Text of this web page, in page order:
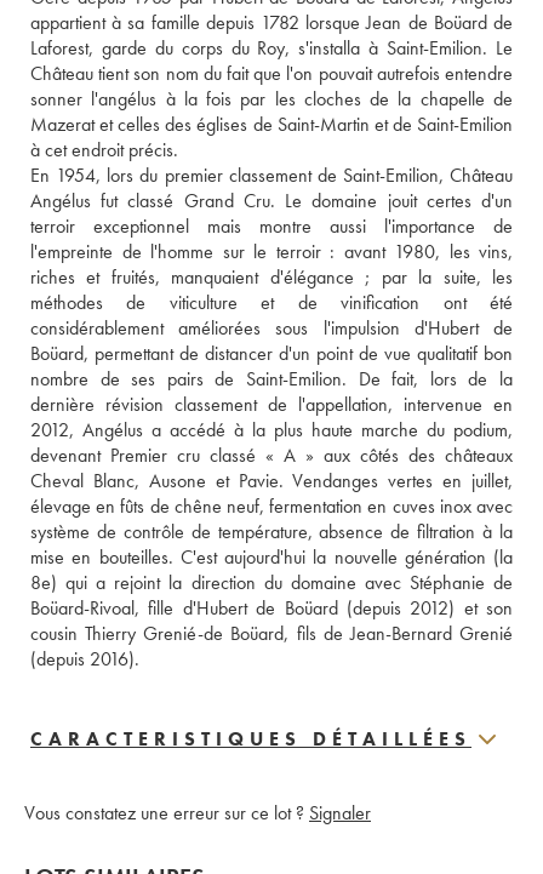
appartient à sa famille depuis 1782 lorsque Jean de Boüard de
Laforest, garde du corps du Roy, s'installa à Saint-Emilion. Le
Château tient son nom du fait que l'on pouvait autrefois entendre
sonner l'angélus à la fois par les cloches de la chapelle de
Mazerat et celles des églises de Saint-Martin et de Saint-Emilion
à cet endroit précis.
En 1954, lors du premier classement de Saint-Emilion, Château
Angélus fut classé Grand Cru. Le domaine jouit certes d'un
terroir exceptionnel mais montre aussi l'importance de
l'empreinte de l'homme sur le terroir : avant 1980, les vins,
riches et fruités, manquaient d'élégance ; par la suite, les
méthodes de viticulture et de vinification ont été
considérablement améliorées sous l'impulsion d'Hubert de
Boüard, permettant de distancer d'un point de vue qualitatif bon
nombre de ses pairs de Saint-Emilion. De fait, lors de la
dernière révision classement de l'appellation, intervenue en
2012, Angélus a accédé à la plus haute marche du podium,
devenant Premier cru classé « A » aux côtés des châteaux
Cheval Blanc, Ausone et Pavie. Vendanges vertes en juillet,
élevage en fûts de chêne neuf, fermentation en cuves inox avec
système de contrôle de température, absence de filtration à la
mise en bouteilles. C'est aujourd'hui la nouvelle génération (la
8e) qui a rejoint la direction du domaine avec Stéphanie de
Boüard-Rivoal, fille d'Hubert de Boüard (depuis 2012) et son
cousin Thierry Grenié-de Boüard, fils de Jean-Bernard Grenié
(depuis 2016).
CARACTERISTIQUES DÉTAILLÉES
Vous constatez une erreur sur ce lot ? Signaler